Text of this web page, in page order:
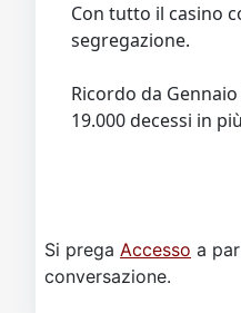
Con tutto il casino
segregazione.
Ricordo da
19.000 decessi in
Si prega Accesso a
conversazione.